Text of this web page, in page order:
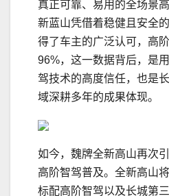
真正可靠、易用的全场景
新蓝山凭借着稳健且安全
得了车主的广泛认可，高
96%，这一数据背后，是
驾技术的高度信任，也是
域深耕多年的成果体现。
如今，魏牌全新高山再次
高阶智驾普及。全新高山
标配高阶智驾以及长城第